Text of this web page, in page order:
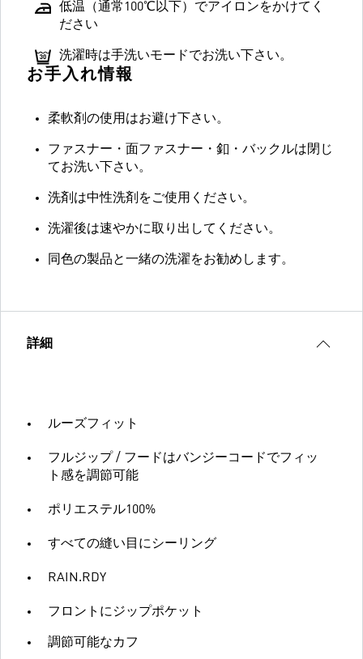
低温（通常100℃以下）でアイロンをかけてく
ださい
洗濯時は手洗いモードでお洗い下さい。
お手入れ情報
柔軟剤の使用はお避け下さい。
ファスナー・面ファスナー・釦・バックルは閉じ
てお洗い下さい。
洗剤は中性洗剤をご使用ください。
洗濯後は速やかに取り出してください。
同色の製品と一緒の洗濯をお勧めします。
詳細
ルーズフィット
フルジップ / フードはバンジーコードでフィッ
ト感を調節可能
ポリエステル100%
すべての縫い目にシーリング
RAIN.RDY
フロントにジップポケット
調節可能なカフ